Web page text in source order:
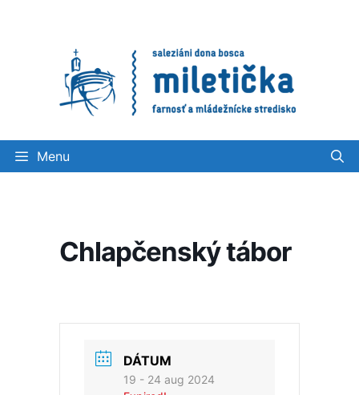
Menu
Chlapčenský tábor
DÁTUM
19 - 24 aug 2024